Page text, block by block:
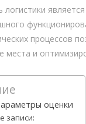
логистики
процессов
места и
оценки
записи: